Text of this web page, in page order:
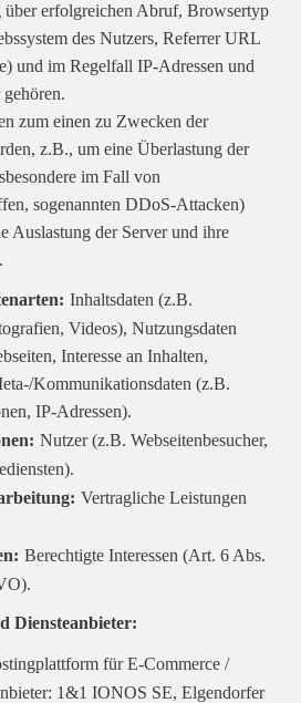
über erfolgreichen Abruf, Browsertyp
des Nutzers, Referrer URL
und im Regelfall IP-Adressen und
zum einen zu Zwecken der
z.B., um eine Überlastung der
im Fall von
sogenannten DDoS-Attacken)
Auslastung der Server und ihre
Inhaltsdaten (z.B.
Videos), Nutzungsdaten
Interesse an Inhalten,
Kommunikationsdaten (z.B.
IP-Adressen).
Nutzer (z.B. Webseitenbesucher,
Vertragliche Leistungen
Berechtigte Interessen (Art. 6 Abs.
Diensteanbieter:
für E-Commerce /
1&1 IONOS SE, Elgendorfer